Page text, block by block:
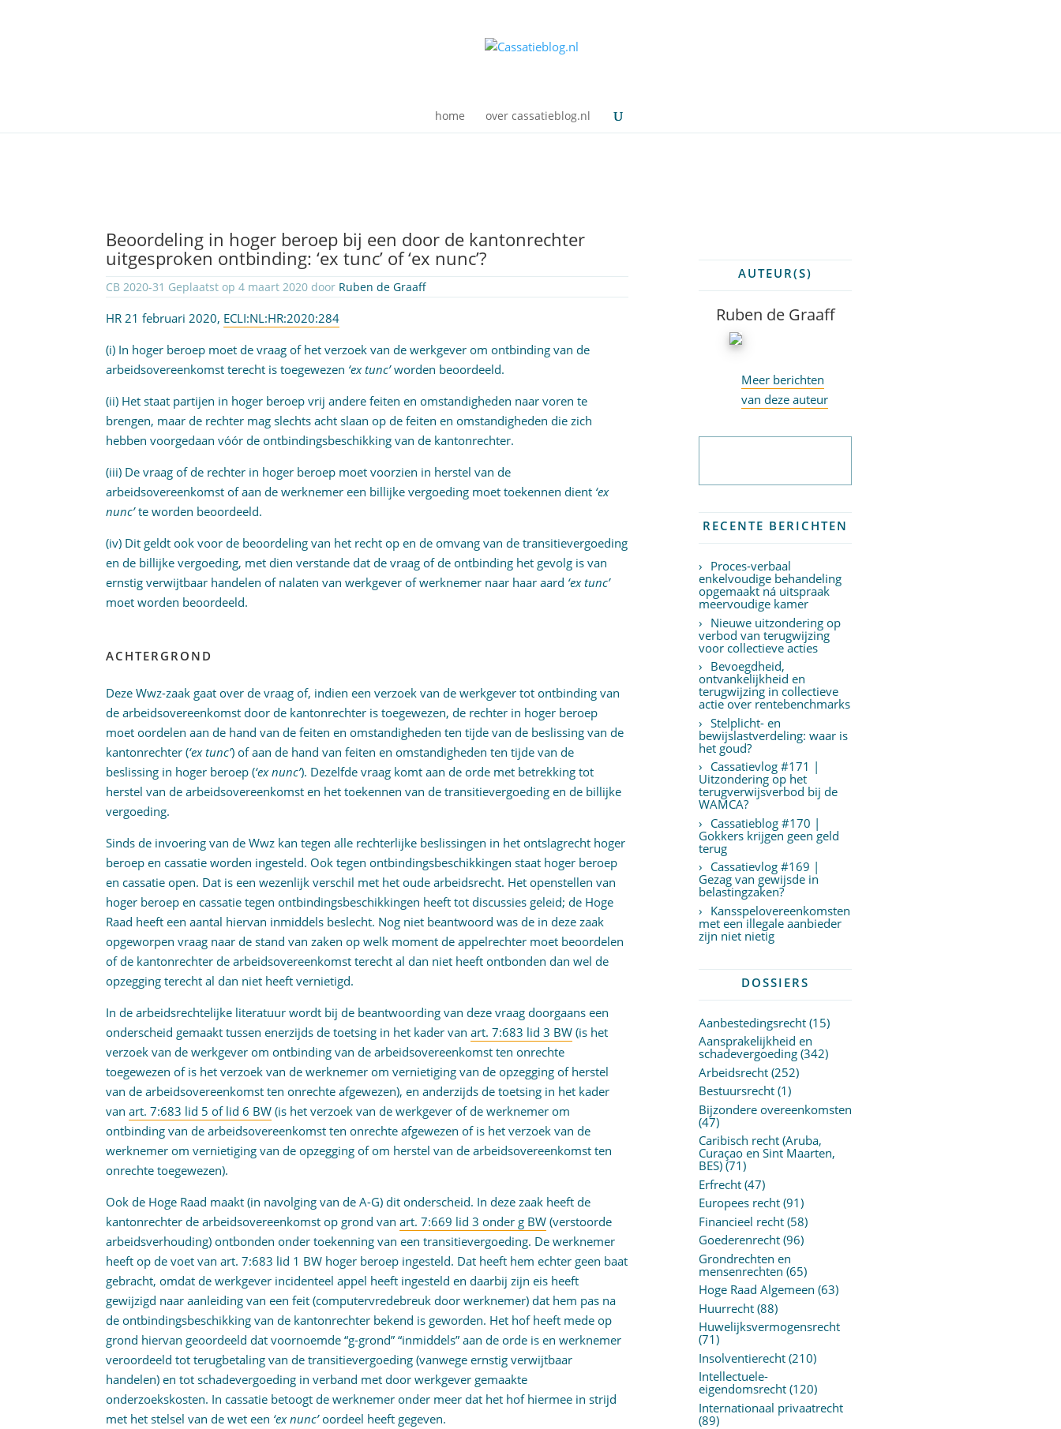
home over cassatieblog.nl
Beoordeling in hoger beroep bij een door de kantonrechter
uitgesproken ontbinding: ‘ex tunc’ of ‘ex nunc’?
CB 2020-31 Geplaatst op 4 maart 2020 door Ruben de Graaff
HR 21 februari 2020, ECLI:NL:HR:2020:284
(i) In hoger beroep moet de vraag of het verzoek van de werkgever om ontbinding van de
arbeidsovereenkomst terecht is toegewezen ‘ex tunc’worden beoordeeld.
(ii) Het staat partijen in hoger beroep vrij andere feiten en omstandigheden naar voren te
brengen, maar de rechter mag slechts acht slaan op de feiten en omstandigheden die zich
hebben voorgedaan vóór de ontbindingsbeschikking van de kantonrechter.
(iii) De vraag of de rechter in hoger beroep moet voorzien in herstel van de
arbeidsovereenkomst of aan de werknemer een billijke vergoeding moet toekennen dient ‘ex
nunc’te worden beoordeeld.
(iv) Dit geldt ook voor de beoordeling van het recht op en de omvang van de transitievergoeding
en de billijke vergoeding, met dien verstande dat de vraag of de ontbinding het gevolg is van
ernstig verwijtbaar handelen of nalaten van werkgever of werknemer naar haar aard ‘ex tunc’
moet worden beoordeeld.
ACHTERGROND
Deze Wwz-zaak gaat over de vraag of, indien een verzoek van de werkgever tot ontbinding van
de arbeidsovereenkomst door de kantonrechter is toegewezen, de rechter in hoger beroep
moet oordelen aan de hand van de feiten en omstandigheden ten tijde van de beslissing van de
kantonrechter (‘ex tunc’) of aan de hand van feiten en omstandigheden ten tijde van de
beslissing in hoger beroep (‘ex nunc’). Dezelfde vraag komt aan de orde met betrekking tot
herstel van de arbeidsovereenkomst en het toekennen van de transitievergoeding en de billijke
vergoeding.
Sinds de invoering van de Wwz kan tegen alle rechterlijke beslissingen in het ontslagrecht hoger
beroep en cassatie worden ingesteld. Ook tegen ontbindingsbeschikkingen staat hoger beroep
en cassatie open. Dat is een wezenlijk verschil met het oude arbeidsrecht. Het openstellen van
hoger beroep en cassatie tegen ontbindingsbeschikkingen heeft tot discussies geleid; de Hoge
Raad heeft een aantal hiervan inmiddels beslecht. Nog niet beantwoord was de in deze zaak
opgeworpen vraag naar de stand van zaken op welk moment de appelrechter moet beoordelen
of de kantonrechter de arbeidsovereenkomst terecht al dan niet heeft ontbonden dan wel de
opzegging terecht al dan niet heeft vernietigd.
In de arbeidsrechtelijke literatuur wordt bij de beantwoording van deze vraag doorgaans een
onderscheid gemaakt tussen enerzijds de toetsing in het kader vanart. 7:683 lid 3 BW (is het
verzoek van de werkgever om ontbinding van de arbeidsovereenkomst ten onrechte
toegewezen of is het verzoek van de werknemer om vernietiging van de opzegging of herstel
van de arbeidsovereenkomst ten onrechte afgewezen), en anderzijds de toetsing in het kader
vanart. 7:683 lid 5 of lid 6 BW (is het verzoek van de werkgever of de werknemer om
ontbinding van de arbeidsovereenkomst ten onrechte afgewezen of is het verzoek van de
werknemer om vernietiging van de opzegging of om herstel van de arbeidsovereenkomst ten
onrechte toegewezen).
Ook de Hoge Raad maakt (in navolging van de A-G) dit onderscheid. In deze zaak heeft de
kantonrechter de arbeidsovereenkomst op grond vanart. 7:669 lid 3 onder g BW (verstoorde
arbeidsverhouding) ontbonden onder toekenning van een transitievergoeding. De werknemer
heeft op de voet van art. 7:683 lid 1 BW hoger beroep ingesteld. Dat heeft hem echter geen baat
gebracht, omdat de werkgever incidenteel appel heeft ingesteld en daarbij zijn eis heeft
gewijzigd naar aanleiding van een feit (computervredebreuk door werknemer) dat hem pas na
de ontbindingsbeschikking van de kantonrechter bekend is geworden. Het hof heeft mede op
grond hiervan geoordeeld dat voornoemde “g-grond” “inmiddels” aan de orde is en werknemer
veroordeeld tot terugbetaling van de transitievergoeding (vanwege ernstig verwijtbaar
handelen) en tot schadevergoeding in verband met door werkgever gemaakte
onderzoekskosten. In cassatie betoogt de werknemer onder meer dat het hof hiermee in strijd
met het stelsel van de wet een ‘ex nunc’oordeel heeft gegeven.
AUTEUR(S)
Ruben de Graaff
Meer berichten
van deze auteur
RECENTE BERICHTEN
Proces-verbaal
enkelvoudige behandeling
opgemaakt ná uitspraak
meervoudige kamer
Nieuwe uitzondering op
verbod van terugwijzing
voor collectieve acties
Bevoegdheid,
ontvankelijkheid en
terugwijzing in collectieve
actie over rentebenchmarks
Stelplicht- en
bewijslastverdeling: waar is
het goud?
Cassatievlog #171 |
Uitzondering op het
terugverwijsverbod bij de
WAMCA?
Cassatieblog #170 |
Gokkers krijgen geen geld
terug
Cassatievlog #169 |
Gezag van gewijsde in
belastingzaken?
Kansspelovereenkomsten
met een illegale aanbieder
zijn niet nietig
DOSSIERS
Aanbestedingsrecht(15)
Aansprakelijkheid en
schadevergoeding(342)
Arbeidsrecht(252)
Bestuursrecht(1)
Bijzondere overeenkomsten
(47)
Caribisch recht (Aruba,
Curaçao en Sint Maarten,
BES)(71)
Erfrecht(47)
Europees recht(91)
Financieel recht(58)
Goederenrecht(96)
Grondrechten en
mensenrechten (65)
Hoge Raad Algemeen (63)
Huurrecht(88)
Huwelijksvermogensrecht
(71)
Insolventierecht(210)
Intellectuele-
eigendomsrecht(120)
Internationaal privaatrecht
(89)